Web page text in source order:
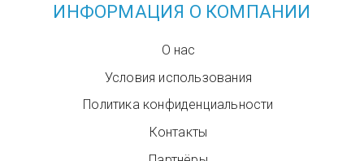
ИНФОРМАЦИЯ О КОМПАНИИ
О нас
Условия использования
Политика конфиденциальности
Контакты